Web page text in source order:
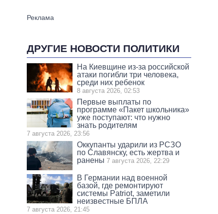
ДРУГИЕ НОВОСТИ ПОЛИТИКИ
На Киевщине из-за российской
атаки погибли три человека,
среди них ребенок
8 августа 2026, 02:53
Первые выплаты по
программе «Пакет школьника»
уже поступают: что нужно
знать родителям
7 августа 2026, 23:56
Оккупанты ударили из РСЗО
по Славянску, есть жертва и
ранены 7 августа 2026, 22:29
В Германии над военной
базой, где ремонтируют
системы Patriot, заметили
неизвестные БПЛА
7 августа 2026, 21:45